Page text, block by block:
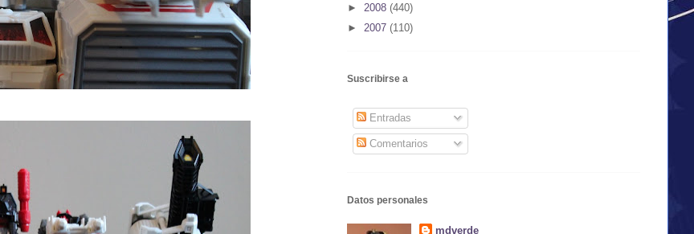
► 2008 (440)
► 2007 (110)
Suscribirse a
Entradas
Comentarios
Datos personales
mdverde